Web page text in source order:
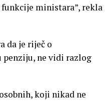
ministara”, rekla
da je riječ o
penziju, ne vidi razlog
koji nikad ne